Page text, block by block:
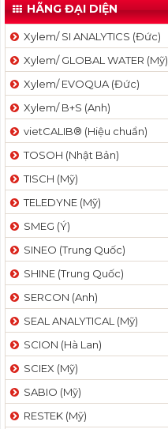
HÃNG ĐẠI DIỆN
Xylem/ SI ANALYTICS (Đức)
Xylem/ GLOBAL WATER (Mỹ)
Xylem/ EVOQUA (Đức)
Xylem/ B+S (Anh)
vietCALIB® (Hiệu chuẩn)
TOSOH (Nhật Bản)
TISCH (Mỹ)
TELEDYNE (Mỹ)
SMEG (Ý)
SINEO (Trung Quốc)
SHINE (Trung Quốc)
SERCON (Anh)
SEAL ANALYTICAL (Mỹ)
SCION (Hà Lan)
SCIEX (Mỹ)
SABIO (Mỹ)
RESTEK (Mỹ)